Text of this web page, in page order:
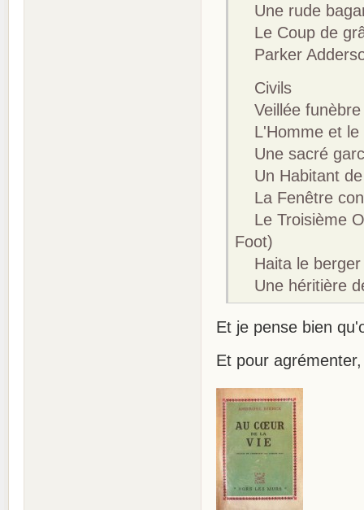
Une rude
Le Coup de
Parker
Civils
Veillée funèbre
L'Homme et le
Une sacré
Un Habitant de
La Fenêtre
Le Troisième
Foot)
Haita le berger
Une héritière
Et je pense bien
Et pour